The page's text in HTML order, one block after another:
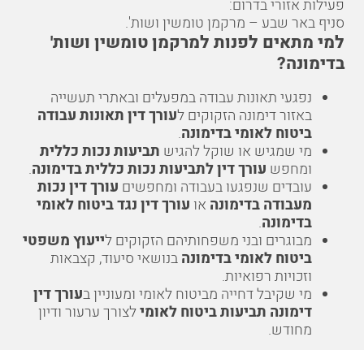
פעילות אזורי בדרום:
סניף באר שבע – מרקמן טומשין ושות'.
למי מתאים לפנות למרקמן טומשין ושות'
בדימונה?
נפגעי תאונות עבודה במפעלים ובאתרי תעשייה
באזור דימונה הזקוקים לעורך דין תאונות עבודה
ביטוח לאומי בדימונה.
מי שמגיש או שוקל להגיש תביעות נכות כללית
ומחפש עורך דין לתביעות נכות כללית בדימונה.
עובדים שנפגעו בעבודה ומחפשים עורך דין נכות
מעבודה בדימונה או עורך דין נגד ביטוח לאומי
בדימונה.
מבוגרים ובני משפחותיהם הזקוקים לייעוץ משפטי
ביטוח לאומי בדימונהבנושאי סיעוד, קצבאות
וזכויות רפואיות.
מי שקיבל דחייה מביטוח לאומי ומעוניין בעורך דין
דימונה תביעות ביטוח לאומילצורך ערעור ודיון
מחודש.